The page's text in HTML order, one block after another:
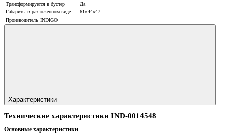
Трансформируется в бустер
Да
Габариты в разложенном виде
61х44х47
Производитель INDIGO
Характеристики
Технические характеристики IND-0014548
Основные характеристики